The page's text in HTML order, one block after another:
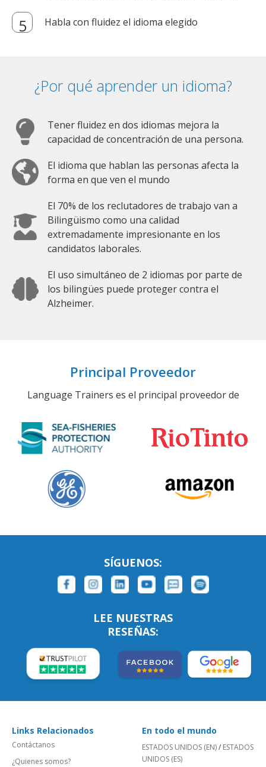
Habla con fluidez el idioma elegido
¿Por qué aprender un idioma?
Tener fluidez en dos idiomas mejora la
capacidad de concentración de una persona.
El idioma que hablan las personas afecta la
forma en que ven el mundo
El 70% de los reclutadores de trabajo van a
Bilingüismo como una calidad
extremadamente impresionante en los
candidatos laborales.
El uso simultáneo de 2 idiomas por parte de
los bilingües puede proteger contra el
Alzheimer.
Principal Proveedor
Language Trainers es el principal proveedor de
SÍGUENOS:
LEE NUESTRAS
RESEÑAS:
Links Relacionados
Contáctanos
¿Quienes somos?
En todo el mundo
ESTADOS UNIDOS (EN)/ ESTADOS
UNIDOS (ES)